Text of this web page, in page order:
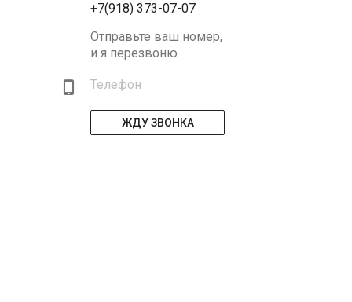
+7(918) 373-07-07
Отправьте ваш номер,
и я перезвоню
Телефон
ЖДУ ЗВОНКА